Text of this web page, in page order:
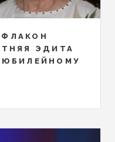
ЭДИТА
ЮБИЛЕЙНОМУ